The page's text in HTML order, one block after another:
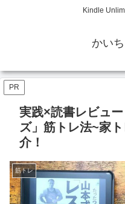
Kindle
かい
PR
実践×読書レビュ
ズ」筋トレ法~家
介！
筋トレ